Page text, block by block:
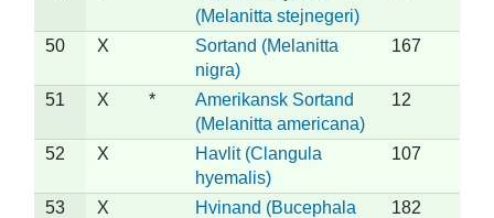
(Melanitta stejnegeri)
50 X
Sortand (Melanitta
nigra)
167
51 X *
Amerikansk Sortand
(Melanitta americana)
12
52 X
Havlit (Clangula
hyemalis)
107
53 X
Hvinand (Bucephala
182